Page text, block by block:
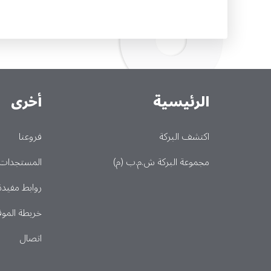
Main
الرئيسية
اكتشف البركة
مجموعة البركة ش.م.ب (م)
أخرى
فروعنا
روابط
خريطة
اتصال